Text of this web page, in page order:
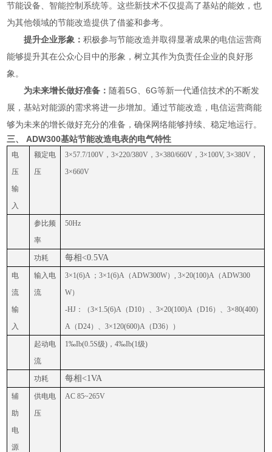
节能设备、智能控制系统等。这些新技术不仅提高了基站的能效，也
为其他领域的节能改造提供了借鉴和参考。
提升企业形象：积极参与节能改造并取得显著成果的电信运营商
能够提升其在公众心目中的形象，树立其作为负责任企业的良好形
象。
为未来增长做好准备： 随着5G、6G等新一代通信技术的不断发
展，基站对能源的需求将进一步增加。通过节能改造，电信运营商能
够为未来的增长做好充分的准备，确保网络能够持续、稳定地运行。
三、 ADW300基站节能改造电表的电气特性
电
压
输
入
额定电
压
3×57.7/100V，3×220/380V，3×380/660V，3×100V, 3×380V，
3×660V
参比频
率
50Hz
功耗 每相 <0.5VA
电
流
输
入
输入电
流
3×1(6)A ；3×1(6)A（ADW300W）, 3×20(100)A（ADW300
W）
-HJ：（3×1.5(6)A（D10）、3×20(100)A（D16）、3×80(400)
A（D24）、3×120(600)A（D36））
起动电
流
1‰Ib(0.5S级)，4‰Ib(1级)
功耗 每相 <1VA
辅
助
电
源
供电电
压
AC 85~265V